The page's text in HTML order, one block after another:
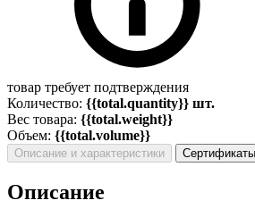
товар требует подтверждения
Количество: {{total.quantity}} шт.
Вес товара: {{total.weight}}
Объем: {{total.volume}}
Описание и характеристики Сертификаты
Описание